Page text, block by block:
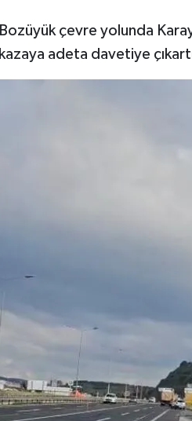
Bozüyük çevre yolunda
kazaya adeta davetiye